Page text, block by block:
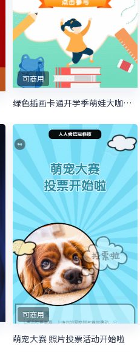
可商用
绿色插画卡通开学季萌娃大咖秀照片投票
可商用
萌宠大赛 照片投票活动开始啦